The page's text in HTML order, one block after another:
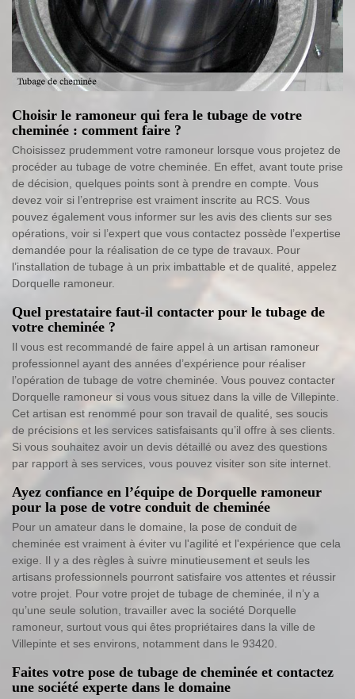
Choisir le ramoneur qui fera le tubage de votre
cheminée : comment faire ?
Choisissez prudemment votre ramoneur lorsque vous projetez de
procéder au tubage de votre cheminée. En effet, avant toute prise
de décision, quelques points sont à prendre en compte. Vous
devez voir si l’entreprise est vraiment inscrite au RCS. Vous
pouvez également vous informer sur les avis des clients sur ses
opérations, voir si l’expert que vous contactez possède l’expertise
demandée pour la réalisation de ce type de travaux. Pour
l’installation de tubage à un prix imbattable et de qualité, appelez
Dorquelle ramoneur.
Quel prestataire faut-il contacter pour le tubage de
votre cheminée ?
Il vous est recommandé de faire appel à un artisan ramoneur
professionnel ayant des années d’expérience pour réaliser
l’opération de tubage de votre cheminée. Vous pouvez contacter
Dorquelle ramoneur si vous vous situez dans la ville de Villepinte.
Cet artisan est renommé pour son travail de qualité, ses soucis
de précisions et les services satisfaisants qu’il offre à ses clients.
Si vous souhaitez avoir un devis détaillé ou avez des questions
par rapport à ses services, vous pouvez visiter son site internet.
Ayez confiance en l’équipe de Dorquelle ramoneur
pour la pose de votre conduit de cheminée
Pour un amateur dans le domaine, la pose de conduit de
cheminée est vraiment à éviter vu l'agilité et l'expérience que cela
exige. Il y a des règles à suivre minutieusement et seuls les
artisans professionnels pourront satisfaire vos attentes et réussir
votre projet. Pour votre projet de tubage de cheminée, il n’y a
qu’une seule solution, travailler avec la société Dorquelle
ramoneur, surtout vous qui êtes propriétaires dans la ville de
Villepinte et ses environs, notamment dans le 93420.
Faites votre pose de tubage de cheminée et contactez
une société experte dans le domaine